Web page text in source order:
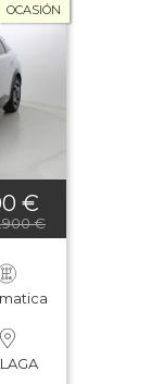
OCASIÓN
€
€